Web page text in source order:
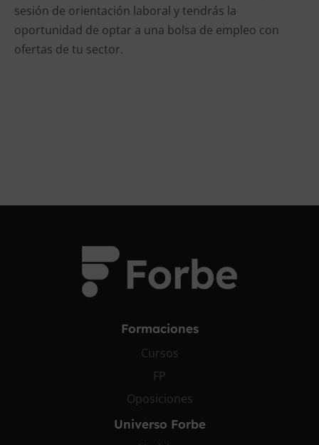
sesión de orientación laboral y tendrás la
oportunidad de optar a una bolsa de empleo con
ofertas de tu sector.
Formaciones
Cursos
FP
Oposiciones
Universo Forbe